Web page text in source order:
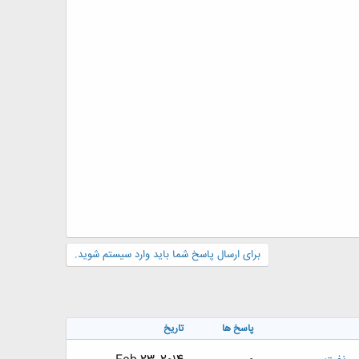
برای ارسال پاسخ شما باید وارد سیستم شوید.
پاسخ ها تاریخ